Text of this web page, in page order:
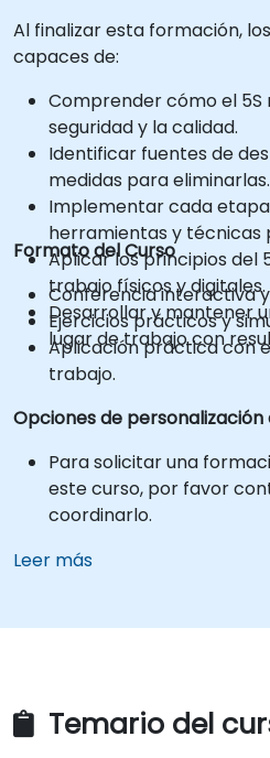
Al finalizar esta formación,
capaces de:
Comprender cómo el 5S
seguridad y la calidad.
Identificar fuentes de
medidas para eliminarlas.
Implementar cada
herramientas y técnicas
Aplicar los principios del
trabajo físicos y digitales.
Desarrollar y mantener
lugar de trabajo con
Formato del Curso
Conferencia interactiva y
Ejercicios prácticos y
Aplicación práctica con
trabajo.
Opciones de personalización
Para solicitar una
este curso, por favor
coordinarlo.
Leer más
Temario del